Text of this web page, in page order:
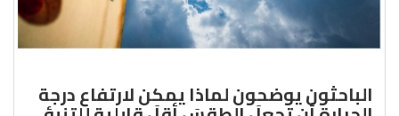
الباحثون يوضحون لماذا يمكن لارتفاع درجة